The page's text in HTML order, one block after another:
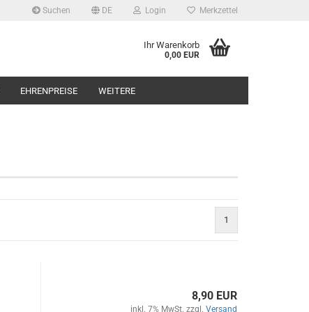
Suchen DE Login Merkzettel
Ihr Warenkorb
0,00 EUR
EHRENPREISE WEITERE
1
8,90 EUR
inkl. 7% MwSt. zzgl. Versand